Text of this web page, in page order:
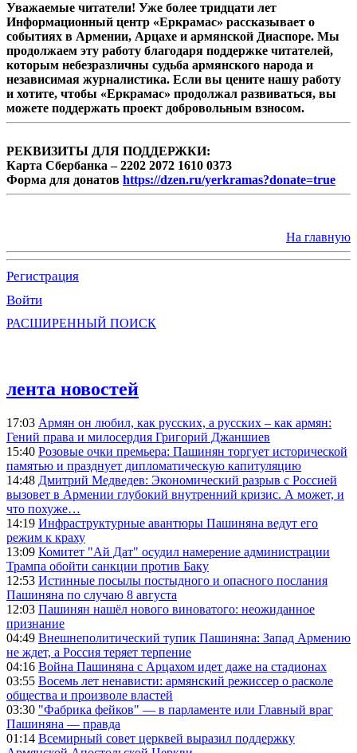
Уважаемые читатели! Уже более тридцати лет
Информационный центр «Еркрамас» рассказывает о
событиях в Армении, Арцахе и армянской Диаспоре. Мы
продолжаем эту работу благодаря поддержке читателей,
которым небезразличны судьба армянского народа и
независимая журналистика. Если вы цените нашу работу
и хотите, чтобы «Еркрамас» продолжал развиваться, вы
можете поддержать проект добровольным взносом.
РЕКВИЗИТЫ ДЛЯ ПОДДЕРЖКИ:
Карта Сбербанка – 2202 2072 1610 0373
Форма для донатов https://dzen.ru/yerkramas?donate=true
На главную
Регистрация
Войти
РАСШИРЕННЫЙ ПОИСК
лента новостей
17:03 Армян он любил, как русских, а русских – как армян:
Гений права и милосердия Григорий Джаншиев
15:40 Розовые очки премьера: Пашинян торгует исторической
памятью и празднует дипломатическую капитуляцию
14:48 Дмитрий Медведев: Экономический разрыв с Россией
вызовет в Армении глубокий внутренний кризис. А может, и
что похуже…
14:19 Инфраструктурные авантюры Пашиняна ведут его
режим к краху
13:09 Комитет "Ай Дат" осудил намерение администрации
Трампа обойти санкции против Баку
12:53 Истинные посылы постыдного и опасного послания
Пашиняна по случаю 8 августа
12:03 Пашинян нашёл нового виноватого: неожиданное
признание
04:49 Внешнеполитический тупик Пашиняна: Запад Армению
не ждет, а Россия теряет терпение
04:16 Война Пашиняна с Арцахом идет даже на стадионах
03:55 Восемь лет ненависти: армянский режиссер о расколе
общества и произволе властей
03:30 "Фабрика фейков" — в парламенте или Главный враг
Пашиняна — правда
01:14 Всемирный совет церквей выразил поддержку